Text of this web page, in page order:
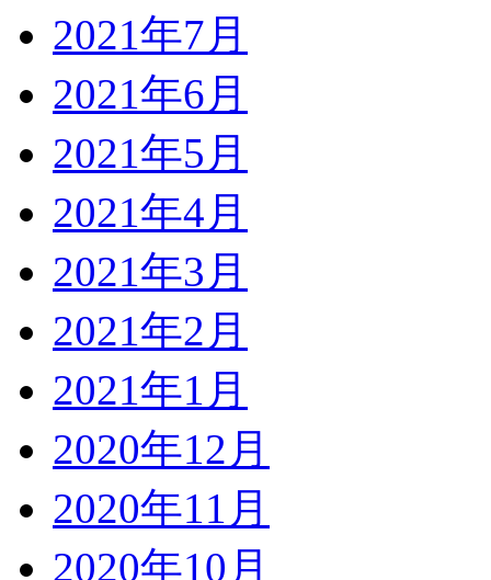
2021年7月
2021年6月
2021年5月
2021年4月
2021年3月
2021年2月
2021年1月
2020年12月
2020年11月
2020年10月